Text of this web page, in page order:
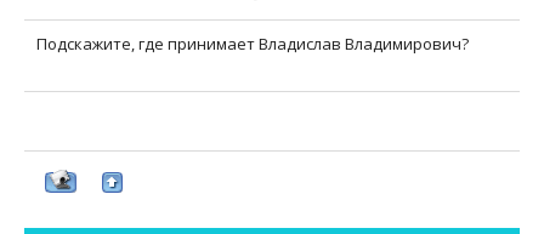
Подскажите, где принимает Владислав Владимирович?